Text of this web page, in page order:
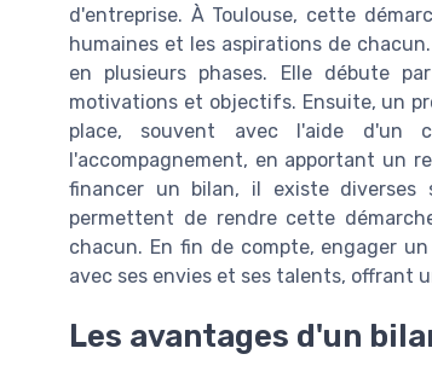
d'entreprise. À Toulouse, cette
humaines et les aspirations de
en plusieurs phases. Elle débute
motivations et objectifs. Ensuite, un
place, souvent avec l'aide d'un
l'accompagnement, en apportant un
financer un bilan, il existe diverses
permettent de rendre cette
chacun. En fin de compte, engager
avec ses envies et ses talents, offrant
Les avantages d'un